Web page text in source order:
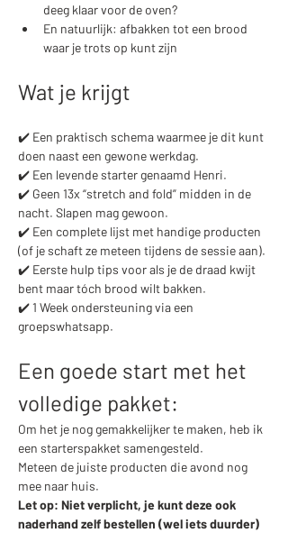
deeg klaar voor de oven?
En natuurlijk: afbakken tot een brood
waar je trots op kunt zijn
Wat je krijgt
✔️ Een praktisch schema waarmee je dit kunt
doen naast een gewone werkdag.
✔️ Een levende starter genaamd Henri.
✔️ Geen 13x “stretch and fold” midden in de
nacht. Slapen mag gewoon.
✔️ Een complete lijst met handige producten
(of je schaft ze meteen tijdens de sessie aan).
✔️ Eerste hulp tips voor als je de draad kwijt
bent maar tóch brood wilt bakken.
✔️ 1 Week ondersteuning via een
groepswhatsapp.
Een goede start met het
volledige pakket:
Om het je nog gemakkelijker te maken, heb ik
een starterspakket samengesteld.
Meteen de juiste producten die avond nog
mee naar huis.
Let op: Niet verplicht, je kunt deze ook
naderhand zelf bestellen (wel iets duurder)